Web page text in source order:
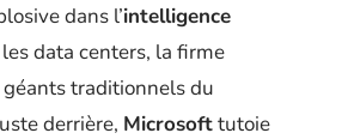
dans l’intelligence
data centers, la firme
géants traditionnels du
derrière, Microsofttutoie